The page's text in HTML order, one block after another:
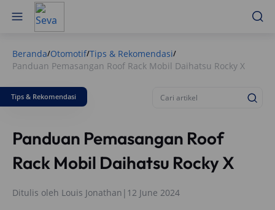
Beranda/Otomotif/Tips & Rekomendasi/
Panduan Pemasangan Roof Rack Mobil Daihatsu Rocky X
Tips & Rekomendasi
Panduan Pemasangan Roof
Rack Mobil Daihatsu Rocky X
Ditulis oleh Louis Jonathan | 12 June 2024